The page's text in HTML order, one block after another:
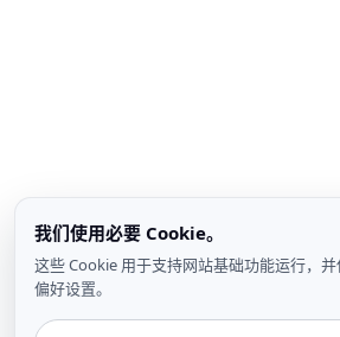
我们使用必要 Cookie。
这些 Cookie 用于支持网站基础功能运行，
偏好设置。